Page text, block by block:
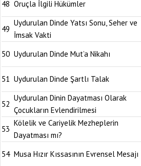
48 Oruçla İlgili Hükümler
49
Uydurulan Dinde Yatsı Sonu, Seher ve
İmsak Vakti
50 Uydurulan Dinde Mut’a Nikahı
51 Uydurulan Dinde Şartlı Talak
52
Uydurulan Dinin Dayatması Olarak
Çocukların Evlendirilmesi
53
Kölelik ve Cariyelik Mezheplerin
Dayatması mı?
54 Musa Hızır Kıssasının Evrensel Mesajı